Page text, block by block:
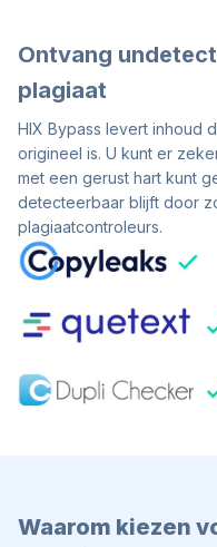
Ontvang
plagiaat
HIX Bypass levert inhoud
origineel is. U kunt er
met een gerust hart kunt
detecteerbaar blijft door
plagiaatcontroleurs.
Waarom kiezen